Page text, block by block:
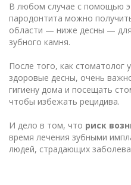
В любом случае с помощью
пародонтита можно
области — ниже десны —
зубного камня.
После того, как стоматолог
здоровые десны, очень
гигиену дома и посещать
чтобы избежать рецидива.
И дело в том, что риск
время лечения зубными
людей, страдающих